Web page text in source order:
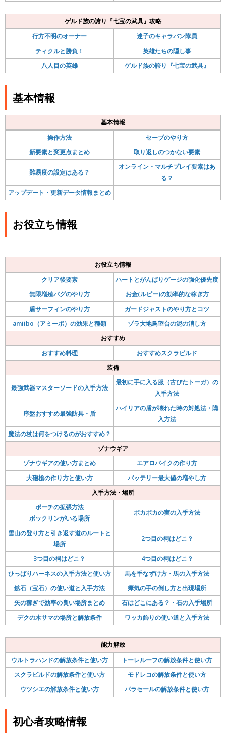
ゲルド族の誇り『七宝の武具』攻略
行方不明のオーナー
迷子のキャラバン隊員
ティクルと勝負！
英雄たちの隠し事
八人目の英雄
ゲルド族の誇り『七宝の武具』
基本情報
基本情報
操作方法
セーブのやり方
新要素と変更点まとめ
取り返しのつかない要素
難易度の設定はある？
オンライン・マルチプレイ要素はあ
る？
アップデート・更新データ情報まとめ
お役立ち情報
お役立ち情報
クリア後要素
ハートとがんばりゲージの強化優先度
無限増殖バグのやり方
お金(ルピー)の効率的な稼ぎ方
盾サーフィンのやり方
ガードジャストのやり方とコツ
amiibo（アミーボ）の効果と種類
ゾラ大地鳥望台の泥の消し方
おすすめ
おすすめ料理
おすすめスクラビルド
装備
最強武器マスターソードの入手方法
最初に手に入る服（古びたトーガ）の
入手方法
序盤おすすめ最強防具・盾
ハイリアの盾が壊れた時の対処法・購
入方法
魔法の杖は何をつけるのがおすすめ？
ゾナウギア
ゾナウギアの使い方まとめ
エアロバイクの作り方
大砲槍の作り方と使い方
バッテリー最大値の増やし方
入手方法・場所
ポーチの拡張方法
ボックリンがいる場所
ポカポカの実の入手方法
雪山の登り方と引き返す道のルートと
場所
2つ目の祠はどこ？
3つ目の祠はどこ？
4つ目の祠はどこ？
ひっぱりハーネスの入手方法と使い方
馬を手なずけ方・馬の入手方法
鉱石（宝石）の使い道と入手方法
瘴気の手の倒し方と出現場所
矢の稼ぎで効率の良い場所まとめ
石はどこにある？・石の入手場所
デクの木サマの場所と解放条件
ワッカ飾りの使い道と入手方法
能力解放
ウルトラハンドの解放条件と使い方
トーレルーフの解放条件と使い方
スクラビルドの解放条件と使い方
モドレコの解放条件と使い方
ウツシエの解放条件と使い方
パラセールの解放条件と使い方
初心者攻略情報